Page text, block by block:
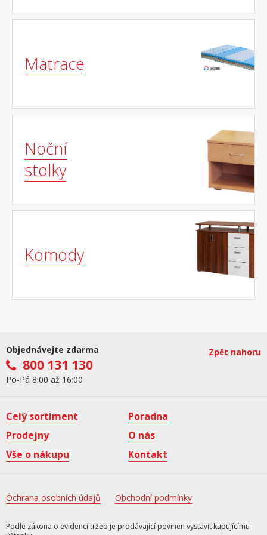
Matrace
Noční
stolky
Komody
Objednávejte zdarma
800 131 130
Po-Pá 8:00 až 16:00
Zpět nahoru
Celý sortiment
Poradna
Prodejny
O nás
Vše o nákupu
Kontakt
Ochrana osobních údajů Obchodní podmínky
Podle zákona o evidenci tržeb je prodávající povinen vystavit kupujícímu